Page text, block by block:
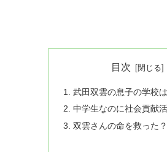
目次
武田双雲の息子の学校
中学生なのに社会貢献
双雲さんの命を救った？